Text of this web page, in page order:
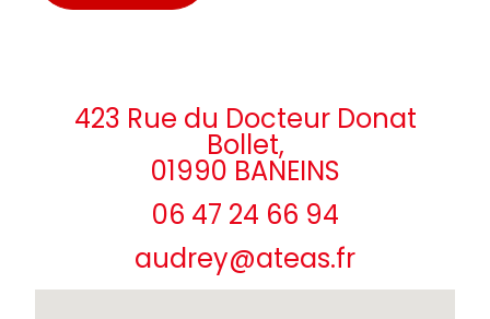
423 Rue du Docteur Donat
Bollet,
01990 BANEINS
06 47 24 66 94
audrey@ateas.fr